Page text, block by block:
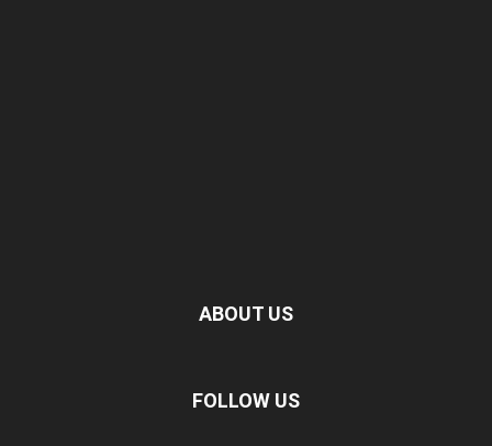
ABOUT US
FOLLOW US